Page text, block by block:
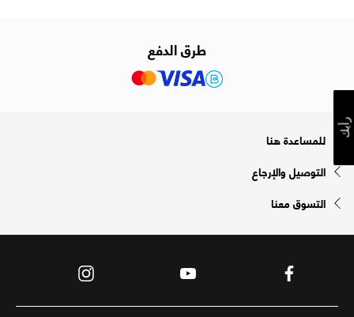
طرق الدفع
للمساعدة هنا
التوصيل والإرجاع
التسوق معنا
رأيك